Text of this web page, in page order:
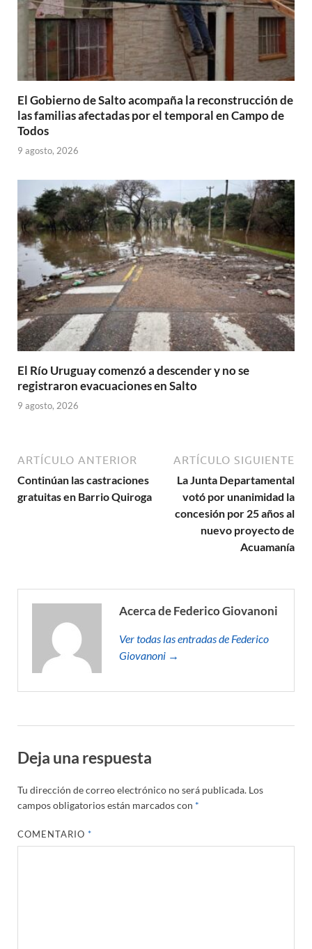
El Gobierno de Salto acompaña la reconstrucción de
las familias afectadas por el temporal en Campo de
Todos
9 agosto, 2026
El Río Uruguay comenzó a descender y no se
registraron evacuaciones en Salto
9 agosto, 2026
ARTÍCULO ANTERIOR
Continúan las castraciones
gratuitas en Barrio Quiroga
ARTÍCULO SIGUIENTE
La Junta Departamental
votó por unanimidad la
concesión por 25 años al
nuevo proyecto de
Acuamanía
Acerca de Federico Giovanoni
Ver todas las entradas de Federico
Giovanoni →
Deja una respuesta
Tu dirección de correo electrónico no será publicada. Los
campos obligatorios están marcados con *
COMENTARIO*